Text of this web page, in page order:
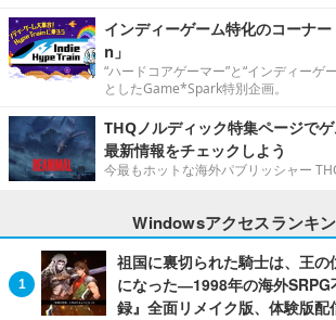
インディーゲーム特化のコーナ
n」
“ハードコアゲーマー”と“インディーゲ
としたGame*Spark特別企画。
THQノルディック特集ページで
最新情報をチェックしよう
今最もホットな海外パブリッシャー
Windowsアクセスランキ
祖国に裏切られた騎士は、王の
になった―1998年の海外SRPG
録』全面リメイク版、体験版配